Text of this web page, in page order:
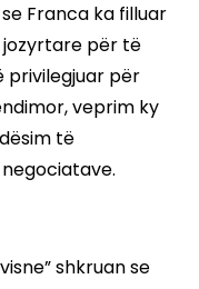
Franca ka filluar
për të
për
veprim ky
të
shkruan se